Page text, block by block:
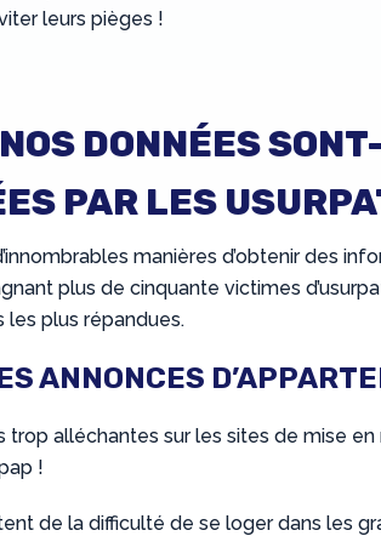
leurs pièges !
DONNÉES
PAR LES
manières d’obtenir des
plus de cinquante victimes
les plus répandues.
ANNONCES
trop alléchantes sur les sites de mise
!
de la difficulté de se loger dans les